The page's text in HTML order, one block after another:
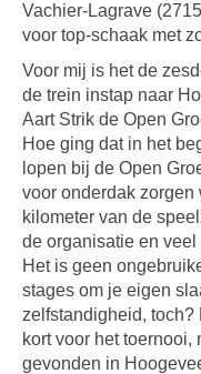
Vachier-Lagrave
voor top-schaak met
Voor mij is het de
de trein instap naar
Aart Strik de Open
Hoe ging dat in het
lopen bij de Open
voor onderdak
kilometer van de
de organisatie en
Het is geen
stages om je eigen
zelfstandigheid,
kort voor het
gevonden in